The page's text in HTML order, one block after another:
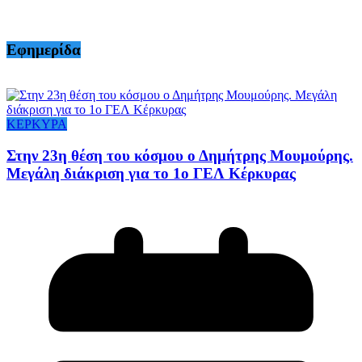
Εφημερίδα
ΚΕΡΚΥΡΑ
Στην 23η θέση του κόσμου ο Δημήτρης Μουμούρης.
Μεγάλη διάκριση για το 1ο ΓΕΛ Κέρκυρας